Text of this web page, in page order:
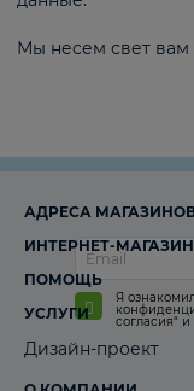
Мы несем свет
Я
согласия“ и
АДРЕСА
ИНТЕРНЕТ-МАГАЗИН
ПОМОЩЬ
УСЛУГИ
Дизайн-проект